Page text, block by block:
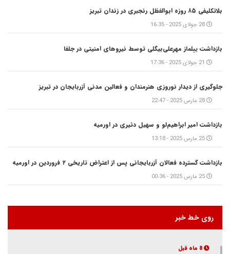
بلاتکلیفی ۸۵ روزه ابوالفظل رنجبری در زندان تبریز
28 جولای 2025 - 16:35
بازداشت ییلماز مهرعلی‌بیگلی توسط نیروهای امنیتی در جلفا
21 جولای 2025 - 17:36
جلوگیری از دیدار نوروزی هنرمندان و فعالین مدنی آزربایجان در تبریز
28 مارس 2025 - 22:47
بازداشت امیر ابراهیم‌لو و سهیل دئیری در اورمیه
25 مارس 2025 - 13:18
بازداشت گسترده فعالان آزربایجانی پس از اعتراض تاریخی ۲ فروردین در اورمیه
25 مارس 2025 - 00:36
روی خط خبر
8 ماه قبل